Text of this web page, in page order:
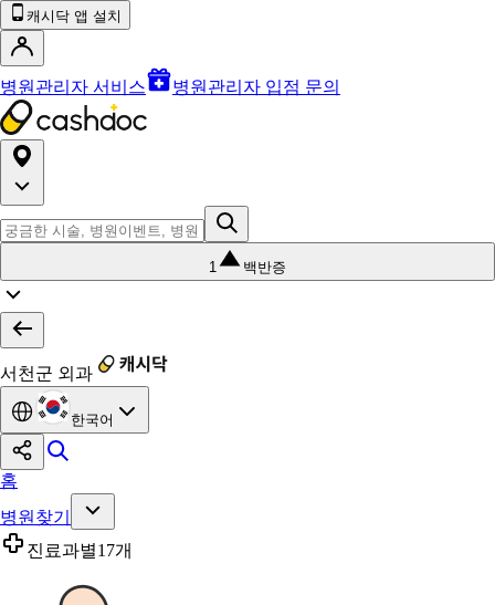
캐시닥 앱 설치
병원관리자 서비스 병원관리자 입점 문의
1 백반증
서천군 외과
한국어
홈
병원찾기
진료과별17개